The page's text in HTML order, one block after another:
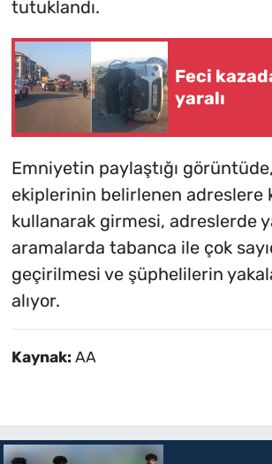
tutuklandı.
Feci
yaralı
Emniyetin paylaştığı
ekiplerinin belirlenen adreslere
kullanarak girmesi, adreslerde
aramalarda tabanca ile çok
geçirilmesi ve şüphelilerin
alıyor.
Kaynak: AA